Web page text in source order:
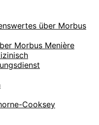
über Morbus
Morbus Menière
Cooksey